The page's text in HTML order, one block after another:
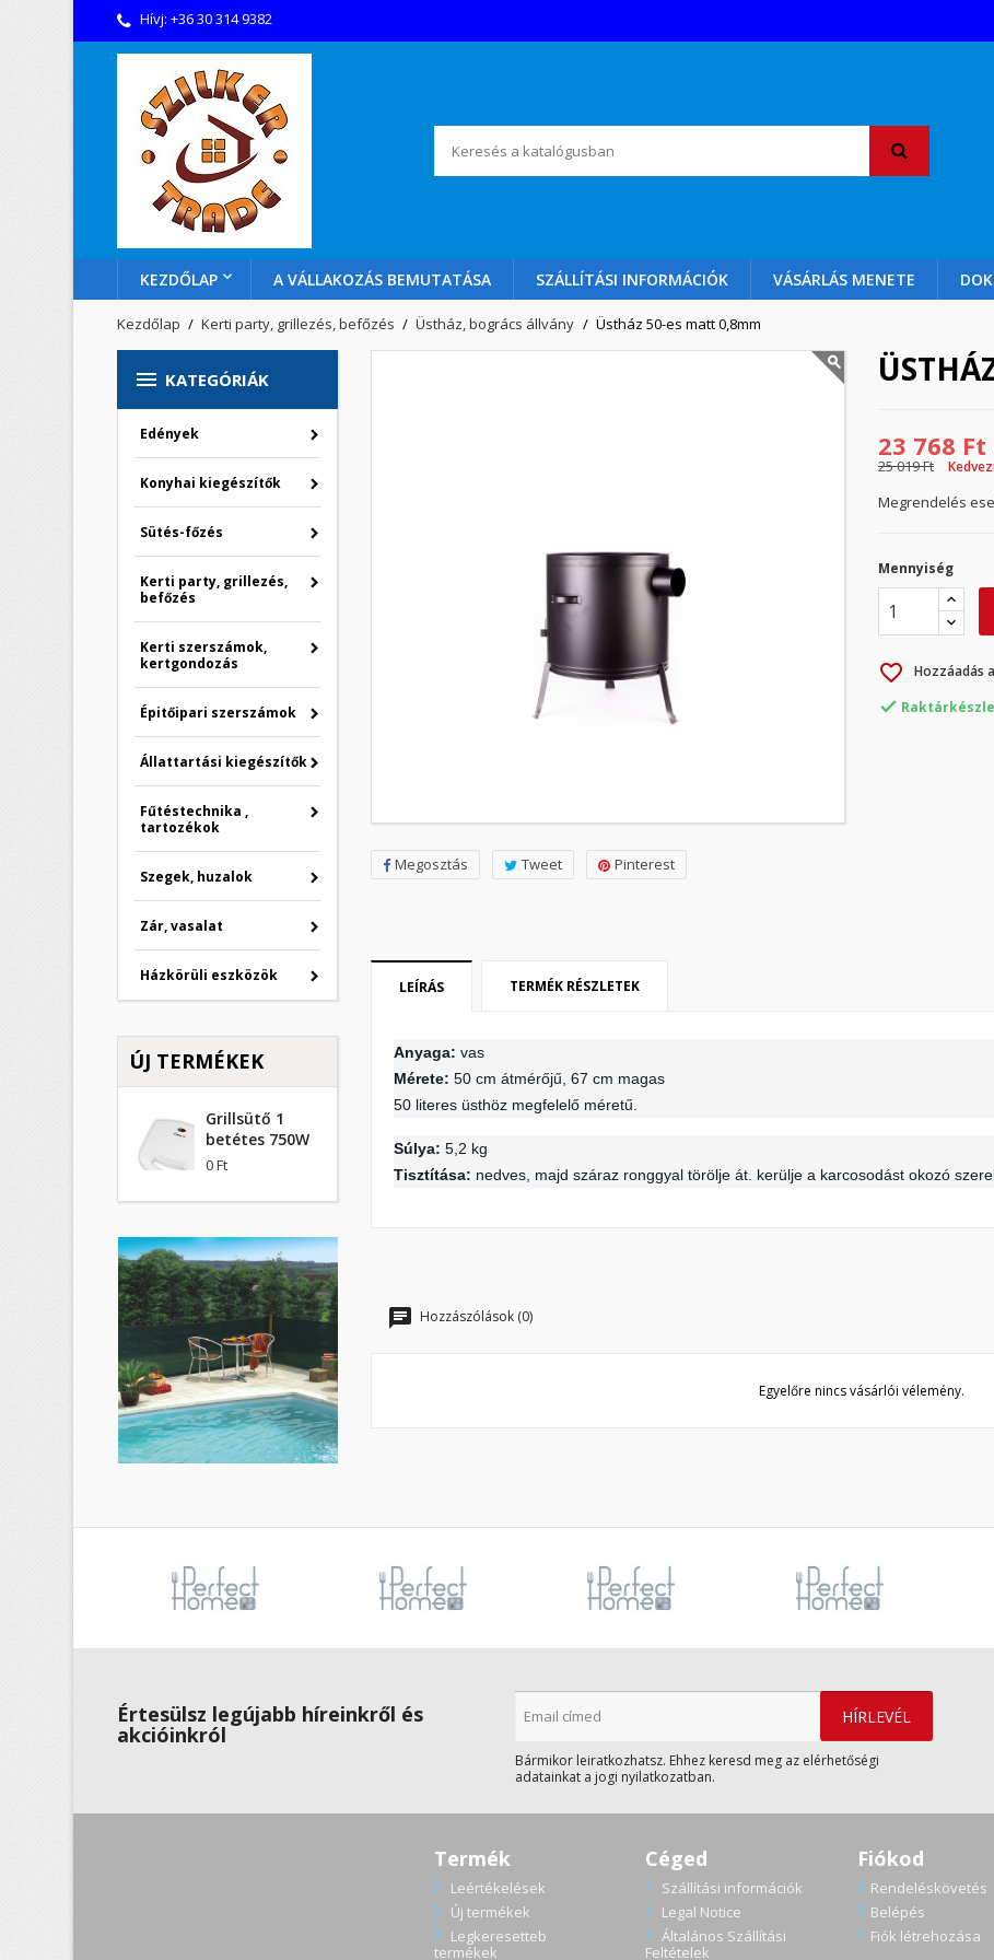
Hívj:+36 30 314 9382
KEZDŐLAP A VÁLLAKOZÁS BEMUTATÁSA SZÁLLÍTÁSI INFORMÁCIÓK VÁSÁRLÁS MENETE
Kezdőlap Kerti party, grillezés, befőzés Üstház, bogrács állvány Üstház 50-es matt 0,8mm
 KATEGÓRIÁK
Edények
Konyhai kiegészítők
Sütés-főzés
Kerti party, grillezés,
befőzés
Kerti szerszámok,
kertgondozás
Épitőipari szerszámok
Állattartási kiegészítők
Fűtéstechnika ,
tartozékok
Szegek, huzalok
Zár, vasalat
Házkörüli eszközök
ÚJ TERMÉKEK
Grillsütő 1
betétes 750W
0 Ft
Megosztás Tweet Pinterest
23 768 Ft
25 019 Ft
Megrendelés
Mennyiség
favorite_border Hozzáadás

LEÍRÁS TERMÉK RÉSZLETEK
Anyaga:vas
Mérete:50 cm átmérőjű, 67 cm magas
50 literes üsthöz megfelelő méretű.
Súlya: 5,2 kg
Tisztítása: nedves, majd száraz ronggyal törölje át. kerülje a karcosodást okozó
Hozzászólások (0)
Egyelőre nincs vásárlói vélemény.
Értesülsz legújabb híreinkről és
akcióinkról
Bármikor leiratkozhatsz. Ehhez keresd meg az elérhetőségi
adatainkat a jogi nyilatkozatban.
Termék
Leértékelések
Új termékek
Legkeresetteb
termékek
Céged
Szállítási információk
Legal Notice
Általános Szállítási
Feltételek
Fiókod
Rendeléskövetés
Belépés
Fiók létrehozása
My wishlists
Kívánságlista neve
Mégsem Kívánságlista létrehozása
Be kell jelentkezned a termékek kívánságlistába történő mentéséhez.
Mégsem Bejelentkezés